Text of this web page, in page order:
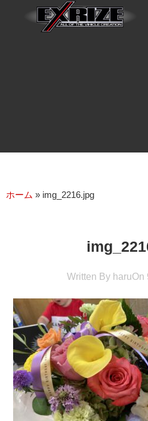
ホーム » img_2216.jpg
Written ByharuOn